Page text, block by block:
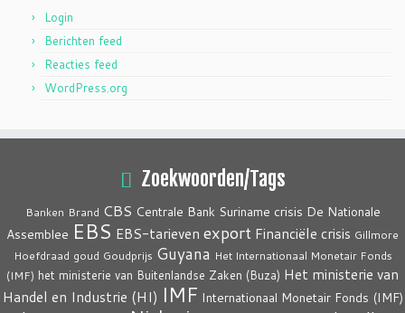
Login
Berichten feed
Reacties feed
WordPress.org
Zoekwoorden/Tags
Banken Brand CBS Centrale Bank Suriname crisis De Nationale
Assemblee EBS EBS-tarieven export Financiële crisis Gillmore
Hoefdraad goud Goudprijs Guyana Het Internationaal Monetair Fonds
(IMF) het ministerie van Buitenlandse Zaken (Buza) Het ministerie van
Handel en Industrie (HI) IMF Internationaal Monetair Fonds (IMF)